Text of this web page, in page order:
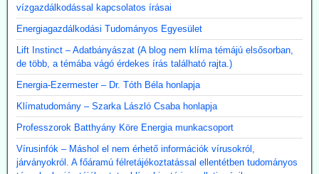
vízgazdálkodással kapcsolatos írásai
Energiagazdálkodási Tudományos Egyesület
Lift Instinct – Adatbányászat (A blog nem klíma témájú elsősorban,
de több, a témába vágó érdekes írás található rajta.)
Energia-Ezermester – Dr. Tóth Béla honlapja
Klímatudomány – Szarka László Csaba honlapja
Professzorok Batthyány Köre Energia munkacsoport
Vírusinfók – Máshol el nem érhető információk vírusokról,
járványokról. A főáramú félretájékoztatással ellentétben tudományos